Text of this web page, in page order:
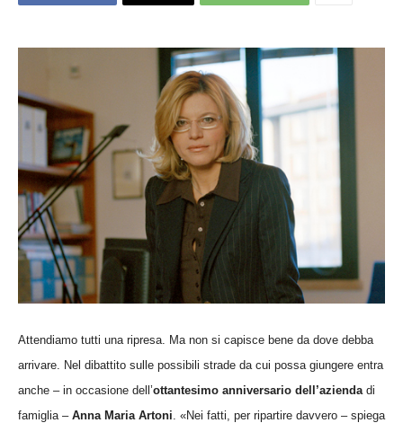
Attendiamo tutti una ripresa. Ma non si capisce bene da dove debba
arrivare.
Nel dibattito sulle possibili strade da cui possa giungere entra
anche – in occasione dell’ottantesimo anniversario dell’azienda di
famiglia – Anna Maria Artoni . «Nei fatti, per ripartire davvero – spiega